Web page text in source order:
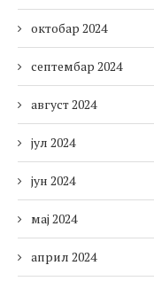
октобар 2024
септембар 2024
август 2024
јул 2024
јун 2024
мај 2024
април 2024